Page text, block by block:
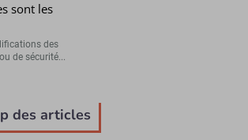
sont les
des
de sécurité...
des articles